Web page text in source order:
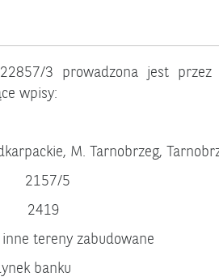
3 prowadzona jest
wpisy:
Tarnobrzeg, Tarnobrzeg
5
tereny zabudowane